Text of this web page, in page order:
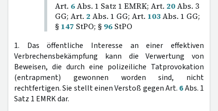
Art. 6Abs. 1 Satz 1 EMRK; Art. 20Abs. 3
GG; Art. 2 Abs. 1 GG; Art. 103Abs. 1 GG;
§ 147 StPO; § 96 StPO
1. Das öffentliche Interesse an einer effektiven
Verbrechensbekämpfung kann die Verwertung von
Beweisen, die durch eine polizeiliche Tatprovokation
(entrapment) gewonnen worden sind, nicht
rechtfertigen. Sie stellt einen Verstoß gegen Art. 6Abs. 1
Satz 1 EMRK dar.